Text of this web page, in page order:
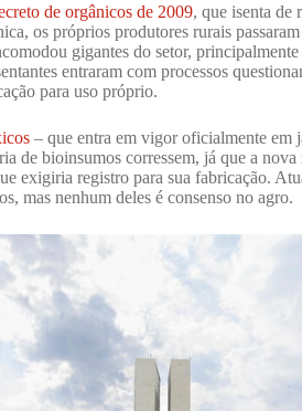
de orgânicos de 2009, que isenta de
os próprios produtores rurais
gigantes do setor,
entraram com processos
para uso próprio.
– que entra em vigor oficialmente em
de bioinsumos corressem, já que a
exigiria registro para sua fabricação.
mas nenhum deles é consenso no agro.